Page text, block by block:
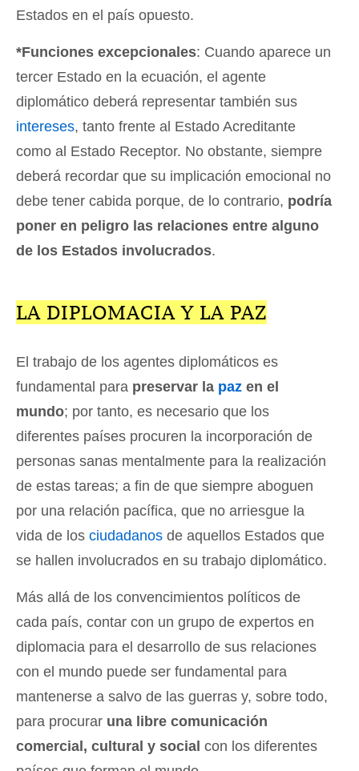
Estados en el país opuesto.
*Funciones excepcionales: Cuando aparece un
tercer Estado en la ecuación, el agente
diplomático deberá representar también sus
intereses, tanto frente al Estado Acreditante
como al Estado Receptor. No obstante, siempre
deberá recordar que su implicación emocional no
debe tener cabida porque, de lo contrario, podría
poner en peligro las relaciones entre alguno
de los Estados involucrados.
LA DIPLOMACIA Y LA PAZ
El trabajo de los agentes diplomáticos es
fundamental para preservar la paz en el
mundo; por tanto, es necesario que los
diferentes países procuren la incorporación de
personas sanas mentalmente para la realización
de estas tareas; a fin de que siempre aboguen
por una relación pacífica, que no arriesgue la
vida de los ciudadanos de aquellos Estados que
se hallen involucrados en su trabajo diplomático.
Más allá de los convencimientos políticos de
cada país, contar con un grupo de expertos en
diplomacia para el desarrollo de sus relaciones
con el mundo puede ser fundamental para
mantenerse a salvo de las guerras y, sobre todo,
para procurar una libre comunicación
comercial, cultural y social con los diferentes